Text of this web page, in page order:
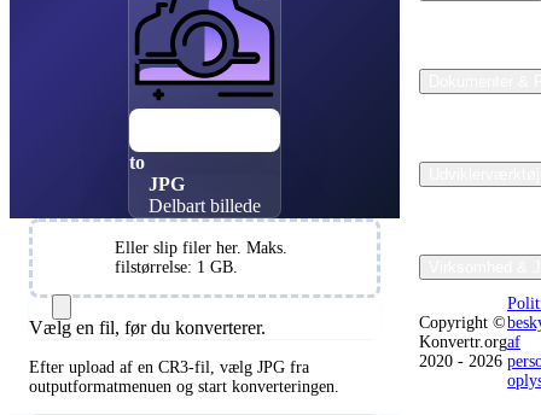
to
JPG
Delbart billede
Eller slip filer her. Maks.
filstørrelse: 1 GB.
Vælg en fil, før du konverterer.
Efter upload af en CR3-fil, vælg JPG fra
outputformatmenuen og start konverteringen.
Copyright ©
Konvertr.org
2020 - 2026
af